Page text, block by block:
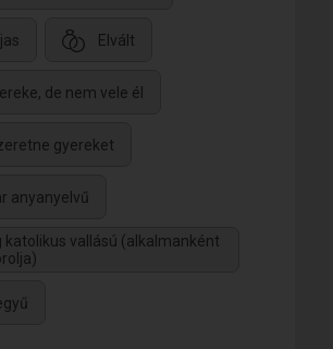
Elvált
de nem vele él
gyereket
anyanyelvű
katolikus vallású (alkalmanként